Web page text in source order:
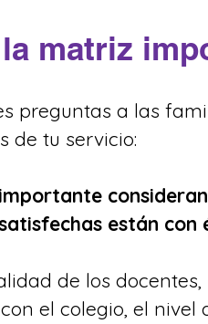
matriz
preguntas a las
de tu servicio:
están con
de los
el colegio, el nivel